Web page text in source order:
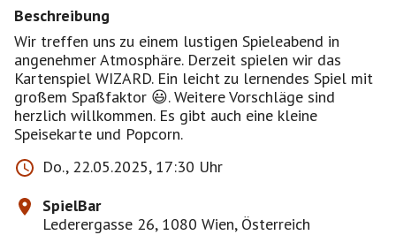
Beschreibung
Wir treffen uns zu einem lustigen Spieleabend in
angenehmer Atmosphäre. Derzeit spielen wir das
Kartenspiel WIZARD. Ein leicht zu lernendes Spiel mit
großem Spaßfaktor 😃. Weitere Vorschläge sind
herzlich willkommen. Es gibt auch eine kleine
Speisekarte und Popcorn.
Do., 22.05.2025, 17:30 Uhr
SpielBar
Lederergasse 26, 1080 Wien, Österreich